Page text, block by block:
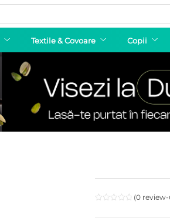
Textile & Covoare Copii
(0